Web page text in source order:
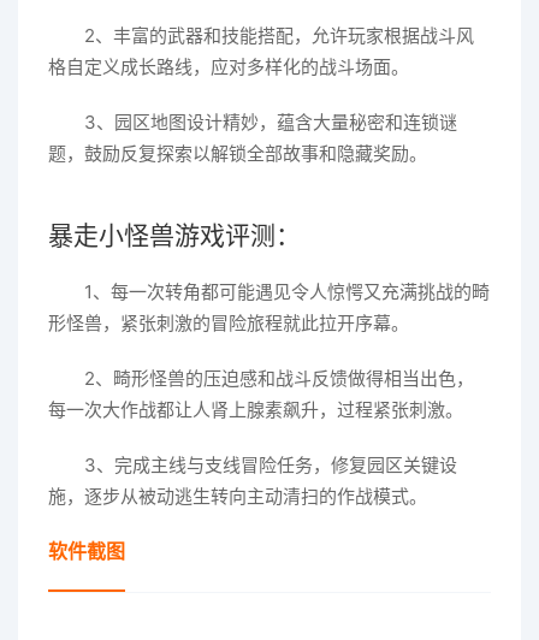
2、丰富的武器和技能搭配，允许玩家根据战斗风
格自定义成长路线，应对多样化的战斗场面。
3、园区地图设计精妙，蕴含大量秘密和连锁谜
题，鼓励反复探索以解锁全部故事和隐藏奖励。
暴走小怪兽游戏评测：
1、每一次转角都可能遇见令人惊愕又充满挑战的畸
形怪兽，紧张刺激的冒险旅程就此拉开序幕。
2、畸形怪兽的压迫感和战斗反馈做得相当出色，
每一次大作战都让人肾上腺素飙升，过程紧张刺激。
3、完成主线与支线冒险任务，修复园区关键设
施，逐步从被动逃生转向主动清扫的作战模式。
软件截图